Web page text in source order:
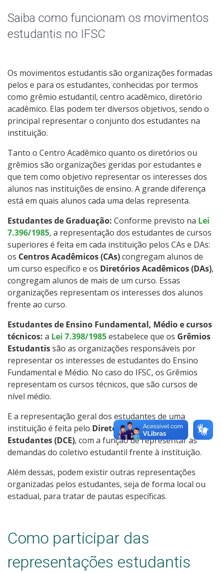
Docentes e horários de atividades
Documentos Úteis
Oportunidades
Sistemas Acadêmicos
Serviços de Tecnologia
Enade
Saiba como funcionam os movimentos
estudantis no IFSC
Os movimentos estudantis são organizações formadas
pelos e para os estudantes, conhecidas por termos
como grêmio estudantil, centro acadêmico, diretório
acadêmico. Elas podem ter diversos objetivos, sendo o
principal representar o conjunto dos estudantes na
instituição.
Tanto o Centro Acadêmico quanto os diretórios ou
grêmios são organizações geridas por estudantes e
que tem como objetivo representar os interesses dos
alunos nas instituições de ensino. A grande diferença
está em quais alunos cada uma delas representa.
Estudantes de Graduação: Conforme previsto na Lei
7.396/1985, a representação dos estudantes de cursos
superiores é feita em cada instituição pelos CAs e DAs:
os Centros Acadêmicos (CAs)congregam alunos de
um curso específico e os Diretórios Acadêmicos (DAs),
congregam alunos de mais de um curso. Essas
organizações representam os interesses dos alunos
frente ao curso.
Estudantes de Ensino Fundamental, Médio e cursos
técnicos: a Lei 7.398/1985estabelece que os Grêmios
Estudantissão as organizações responsáveis por
representar os interesses de estudantes do Ensino
Fundamental e Médio. No caso do IFSC, os Grêmios
representam os cursos técnicos, que são cursos de
nível médio.
E a representação geral dos estudantes de uma
instituição é feita pelo Diretório Central dos
Estudantes (DCE), com a função de representar as
demandas do coletivo estudantil frente à instituição.
Além dessas, podem existir outras representações
organizadas pelos estudantes, seja de forma local ou
estadual, para tratar de pautas específicas.
Como participar das
representações estudantis